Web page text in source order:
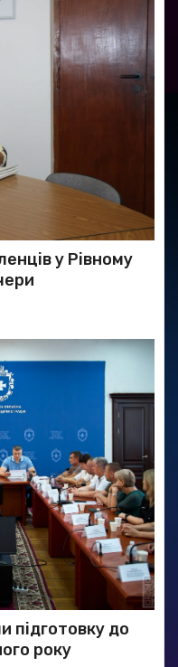
у Рівному
підготовку до
року